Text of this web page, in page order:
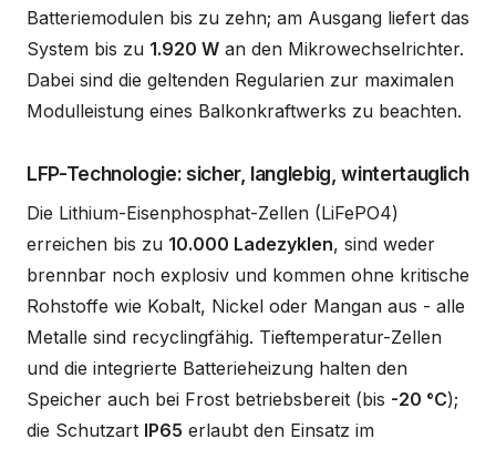
Batteriemodulen bis zu zehn; am Ausgang liefert das
System bis zu 1.920 W an den Mikrowechselrichter.
Dabei sind die geltenden Regularien zur maximalen
Modulleistung eines Balkonkraftwerks zu beachten.
LFP-Technologie: sicher, langlebig, wintertauglich
Die Lithium-Eisenphosphat-Zellen (LiFePO4)
erreichen bis zu 10.000 Ladezyklen, sind weder
brennbar noch explosiv und kommen ohne kritische
Rohstoffe wie Kobalt, Nickel oder Mangan aus - alle
Metalle sind recyclingfähig. Tieftemperatur-Zellen
und die integrierte Batterieheizung halten den
Speicher auch bei Frost betriebsbereit (bis -20 °C);
die Schutzart IP65 erlaubt den Einsatz im